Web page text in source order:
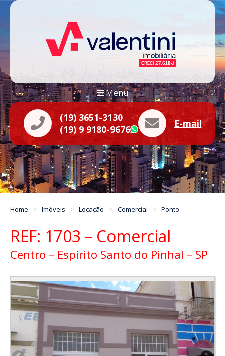
Menu
(19) 3651-3130
(19) 9 9180-9676
WhatsApp
E-mail
Home Imóveis Locação Comercial Ponto
REF: 1703 – Comercial
Centro – Espírito Santo do Pinhal – SP